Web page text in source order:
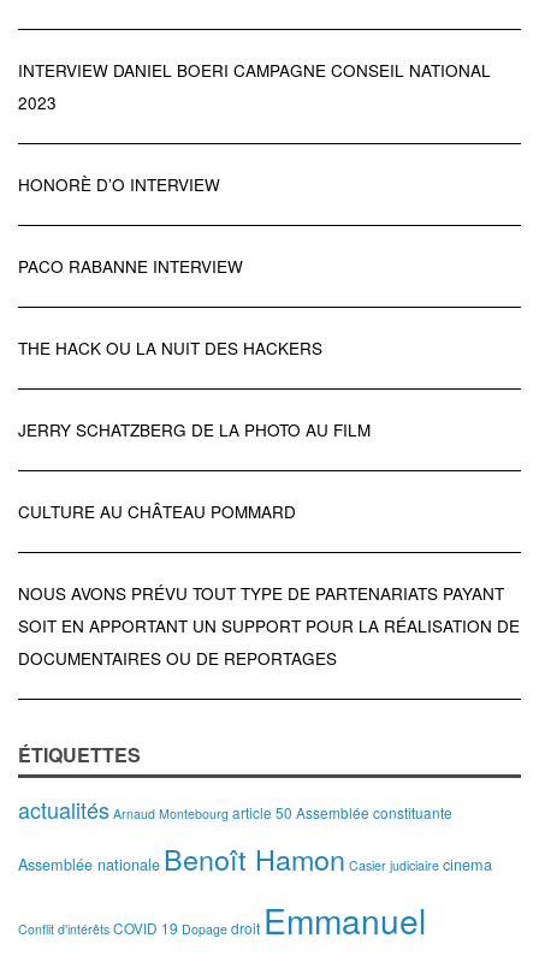
INTERVIEW DANIEL BOERI CAMPAGNE CONSEIL NATIONAL
2023
HONORÈ D’O INTERVIEW
PACO RABANNE INTERVIEW
THE HACK OU LA NUIT DES HACKERS
JERRY SCHATZBERG DE LA PHOTO AU FILM
CULTURE AU CHÂTEAU POMMARD
NOUS AVONS PRÉVU TOUT TYPE DE PARTENARIATS PAYANT
SOIT EN APPORTANT UN SUPPORT POUR LA RÉALISATION DE
DOCUMENTAIRES OU DE REPORTAGES
ÉTIQUETTES
actualités Arnaud Montebourg article 50 Assemblée constituante
Assemblée nationale Benoît Hamon Casier judiciaire cinema
Conflit d'intérêts COVID 19 Dopage droit Emmanuel